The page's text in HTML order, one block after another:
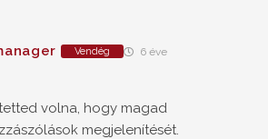
Vendég 6 éve
volna, hogy magad
megjelenítését.